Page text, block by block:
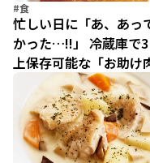
#食
忙しい日に「あ、あっ
かった…!!」 冷蔵庫で
上保存可能な「お助け
トック」